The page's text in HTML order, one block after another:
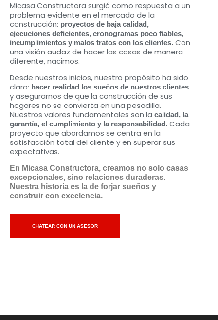
Micasa Constructora surgió como respuesta a un
problema evidente en el mercado de la
construcción: proyectos de baja calidad,
ejecuciones deficientes, cronogramas poco fiables,
incumplimientos y malos tratos con los clientes. Con
una visión audaz de hacer las cosas de manera
diferente, nacimos.
Desde nuestros inicios, nuestro propósito ha sido
claro: hacer realidad los sueños de nuestros clientes
y asegurarnos de que la construcción de sus
hogares no se convierta en una pesadilla.
Nuestros valores fundamentales son la calidad, la
garantía, el cumplimiento y la responsabilidad. Cada
proyecto que abordamos se centra en la
satisfacción total del cliente y en superar sus
expectativas.
En Micasa Constructora, creamos no solo casas
excepcionales, sino relaciones duraderas.
Nuestra historia es la de forjar sueños y
construir con excelencia.
CHATEAR CON UN ASESOR